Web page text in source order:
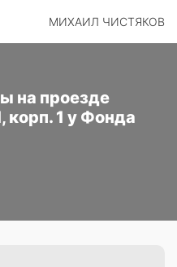
МИХАИЛ ЧИСТЯКОВ
на проезде
корп. 1 у Фонда